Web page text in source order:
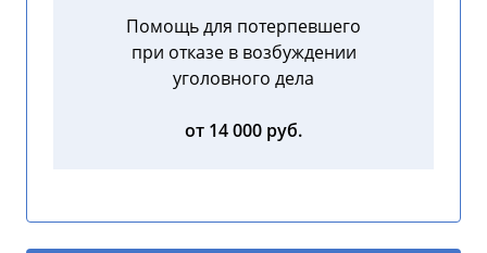
Помощь для потерпевшего
при отказе в возбуждении
уголовного дела
от 14 000 руб.